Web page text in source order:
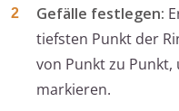
Gefälle festlegen:
tiefsten Punkt der
von Punkt zu Punkt,
markieren.